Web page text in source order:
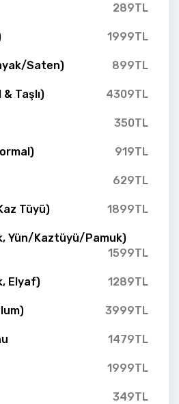
289TL
1999TL
Saten) 899TL
Taşlı) 4309TL
350TL
919TL
629TL
Tüyü) 1899TL
Yün/Kaztüyü/Pamuk)
1599TL
Elyaf) 1289TL
3999TL
1479TL
1999TL
349TL